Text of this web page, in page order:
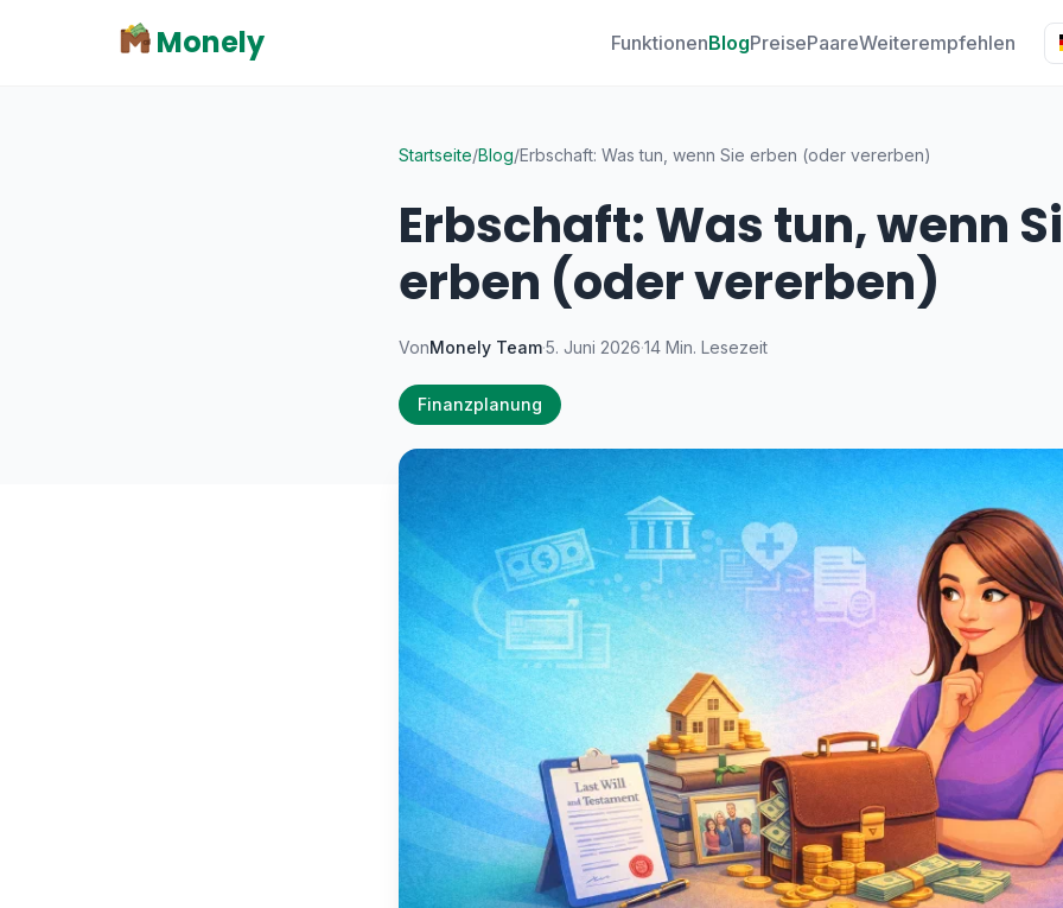
Monely FunktionenBlogPreisePaareWeiterempfehlen
Startseite/Blog/Erbschaft: Was tun, wenn Sie erben (oder vererben)
Erbschaft: Was tun, wenn
erben (oder vererben)
VonMonely Team·5. Juni 2026·14 Min. Lesezeit
Finanzplanung